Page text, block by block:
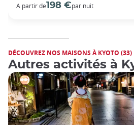
A partir de198 €par nuit
DÉCOUVREZ NOS MAISONS À KYOTO (33)
Autres activités à